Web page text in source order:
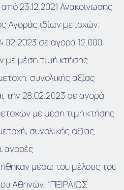
23.12.2021 Ανακοίνωσης
Αγοράς ιδίων μετοχών,
σε αγορά 12.000
με μέση τιμή κτήσης
συνολικής αξίας
την 28.02.2023 σε αγορά
με μέση τιμή κτήσης
συνολικής αξίας
αγορές
μέσω του μέλους του
Αθηνών, “ΠΕΙΡΑΙΩΣ